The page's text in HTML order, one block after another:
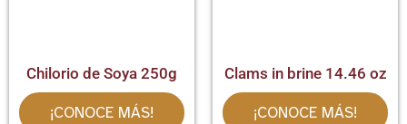
Chilorio de Soya 250g
¡CONOCE MÁS!
Clams in brine 14.46 oz
¡CONOCE MÁS!